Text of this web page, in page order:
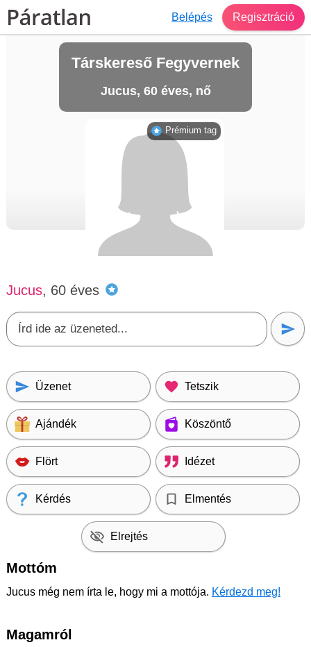
Belépés Regisztráció
Társkereső Fegyvernek
Jucus, 60 éves, nő
Jucus, 60 éves
Üzenet Tetszik
Ajándék Köszöntő
Flört Idézet
Kérdés Elmentés
Elrejtés
Mottóm
Jucus még nem írta le, hogy mi a mottója. Kérdezd meg!
Magamról
Prémium tag